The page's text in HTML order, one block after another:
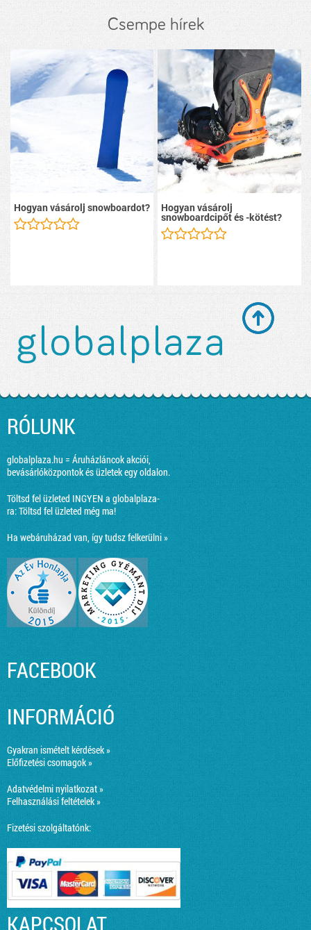
Csempe hírek
Hogyan vásárolj snowboardot? Hogyan vásárolj
snowboardcipőt és -kötést?
RÓLUNK
globalplaza.hu = Áruházláncok akciói,
bevásárlóközpontok és üzletek egy oldalon.
Töltsd fel üzleted INGYEN a globalplaza-
ra:Töltsd fel üzleted még ma!
Ha webáruházad van, így tudsz felkerülni »
FACEBOOK
INFORMÁCIÓ
Gyakran ismételt kérdések »
Előfizetési csomagok »
Adatvédelmi nyilatkozat »
Felhasználási feltételek »
Fizetési szolgáltatónk:
KAPCSOLAT